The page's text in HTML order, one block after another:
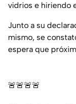
vidrios e hiriendo
Junto a su
mismo, se
espera que
🚨🚨🚨🚨